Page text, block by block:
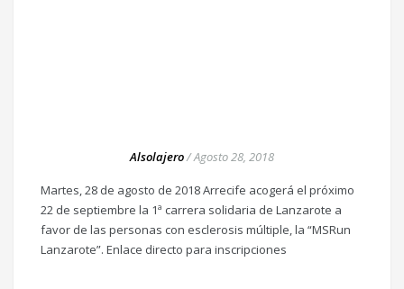
Alsolajero/Agosto 28, 2018
Martes, 28 de agosto de 2018 Arrecife acogerá el próximo
22 de septiembre la 1ª carrera solidaria de Lanzarote a
favor de las personas con esclerosis múltiple, la “MSRun
Lanzarote”. Enlace directo para inscripciones